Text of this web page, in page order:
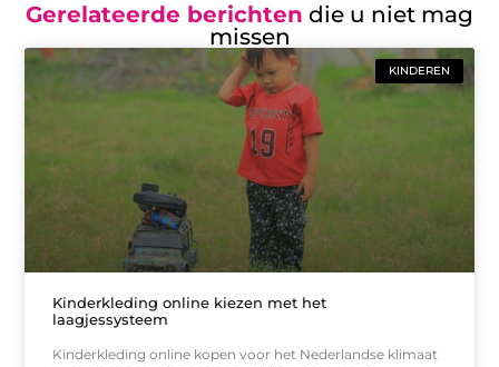
Gerelateerde berichten die u niet mag
missen
KINDEREN
Kinderkleding online kiezen met het
laagjessysteem
Kinderkleding online kopen voor het Nederlandse klimaat